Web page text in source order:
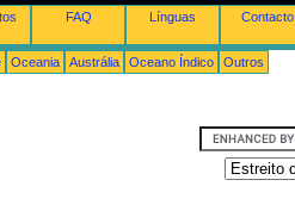
FAQ Línguas Contacto
Oceania Austrália Oceano Índico Outros